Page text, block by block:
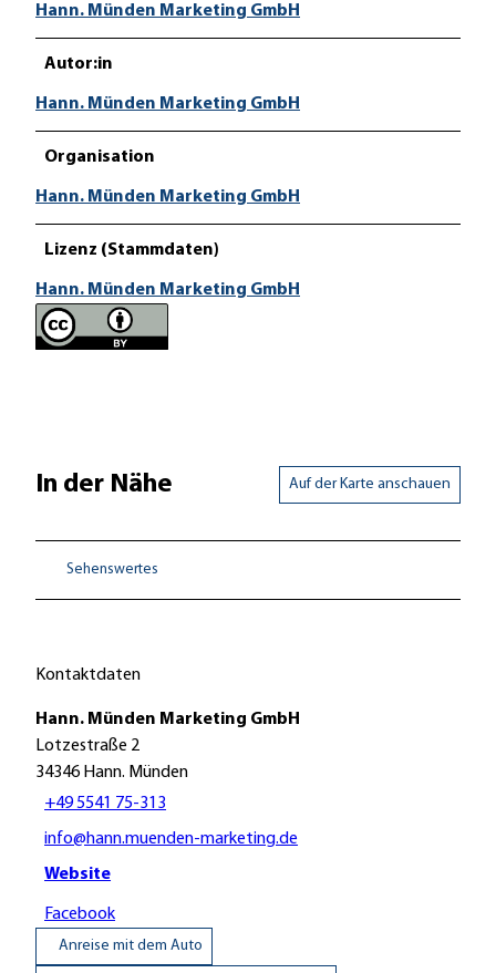
Hann. Münden Marketing GmbH
Autor:in
Hann. Münden Marketing GmbH
Organisation
Hann. Münden Marketing GmbH
Lizenz (Stammdaten)
Hann. Münden Marketing GmbH
In der Nähe Auf der Karte anschauen
Sehenswertes
Kontaktdaten
Hann. Münden Marketing GmbH
Lotzestraße 2
34346 Hann. Münden
+49 5541 75-313
info@hann.muenden-marketing.de
Website
Facebook
Anreise mit dem Auto